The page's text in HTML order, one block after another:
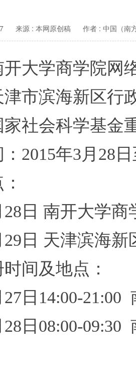
来源 : 本网原创稿 作者 : 中国（南
开大学商学院网
市滨海新区行
社会科学基金
2015年3月 28
28 日 南开大学商
29 日 天津滨海新
间及地点：
27 日 14:00-21:00
28 日 08:00-09:30